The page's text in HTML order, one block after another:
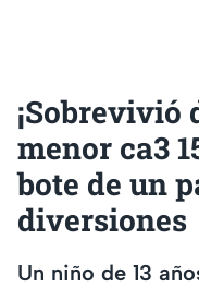
¡Sobrevivió
menor ca3
bote de un
diversiones
Un niño de 13